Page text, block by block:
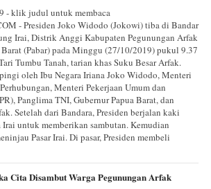
- klik judul untuk membaca
- Presiden Joko Widodo (Jokowi) tiba di Bandar
Irai, Distrik Anggi Kabupaten Pegunungan Arfak
(Pabar) pada Minggu (27/10/2019) pukul 9.37
Tumbu Tanah, tarian khas Suku Besar Arfak.
oleh Ibu Negara Iriana Joko Widodo, Menteri
Menteri Pekerjaan Umum dan
Panglima TNI, Gubernur Papua Barat, dan
Setelah dari Bandara, Presiden berjalan kaki
untuk memberikan sambutan. Kemudian
Pasar Irai. Di pasar, Presiden membeli
Cita Disambut Warga Pegunungan Arfak